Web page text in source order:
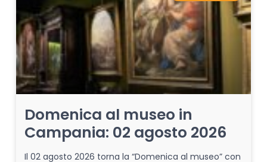
Domenica al museo in
Campania: 02 agosto 2026
Il 02 agosto 2026 torna la “Domenica al museo” con